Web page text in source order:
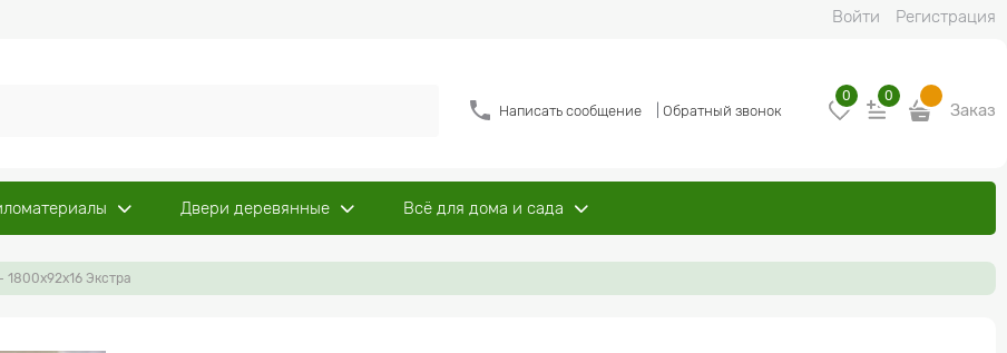
Войти Регистрация
Написать сообщение Обратный звонок
0 0
Заказ
Двери деревянные Всё для дома и сада
1800x92x16 Экстра